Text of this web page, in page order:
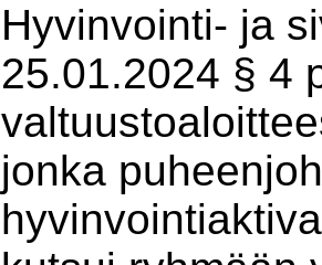
Hyvinvointi- ja
25.01.2024 § 4
jonka